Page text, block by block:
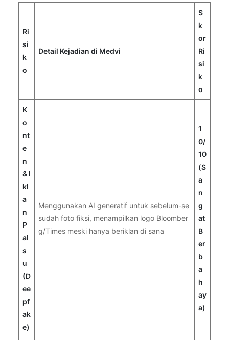
Ri
si
k
o
Detail Kejadian di Medvi
S
k
or
Ri
si
k
o
K
o
nt
e
n
& I
kl
a
n
P
al
s
u
(D
ee
pf
ak
e)
Menggunakan AI generatif untuk sebelum-se
sudah foto fiksi, menampilkan logo Bloomber
g/Times meski hanya beriklan di sana
1
0/
10
(S
a
n
g
at
B
er
b
a
h
ay
a)